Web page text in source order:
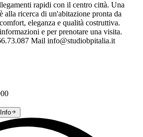
rapidi con il centro città. Una
alla ricerca di un'abitazione pronta da
eleganza e qualità costruttiva.
e per prenotare una visita.
Mail info@studiobpitalia.it